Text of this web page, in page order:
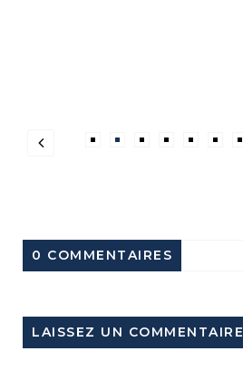
0 COMMENTAIRES
LAISSEZ UN COMMENTAIRE